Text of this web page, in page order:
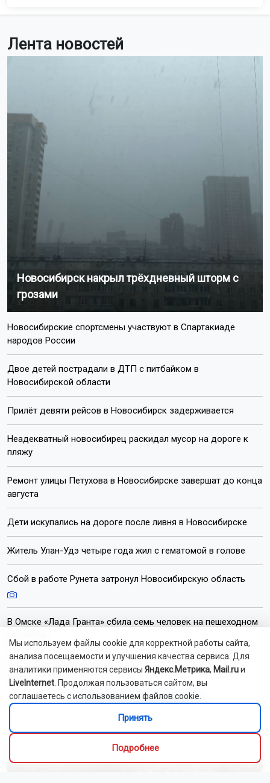
Лента новостей
Новосибирск накрыл трёхдневный шторм с
грозами
Новосибирские спортсмены участвуют в Спартакиаде
народов России
Двое детей пострадали в ДТП с питбайком в
Новосибирской области
Прилёт девяти рейсов в Новосибирск задерживается
Неадекватный новосибирец раскидал мусор на дороге к
пляжу
Ремонт улицы Петухова в Новосибирске завершат до конца
августа
Дети искупались на дороге после ливня в Новосибирске
Житель Улан-Удэ четыре года жил с гематомой в голове
Сбой в работе Рунета затронул Новосибирскую область
В Омске «Лада Гранта» сбила семь человек на пешеходном
В Казани четверо мошенников похитили у пенсионеров
более 15 млн рублей
Это интересно
Мы используем файлы cookie для корректной работы сайта,
анализа посещаемости и улучшения качества сервиса. Для
аналитики применяются сервисы Яндекс.Метрика, Mail.ruи
LiveInternet . Продолжая пользоваться сайтом, вы
соглашаетесь с использованием файлов cookie.
Принять
Подробнее